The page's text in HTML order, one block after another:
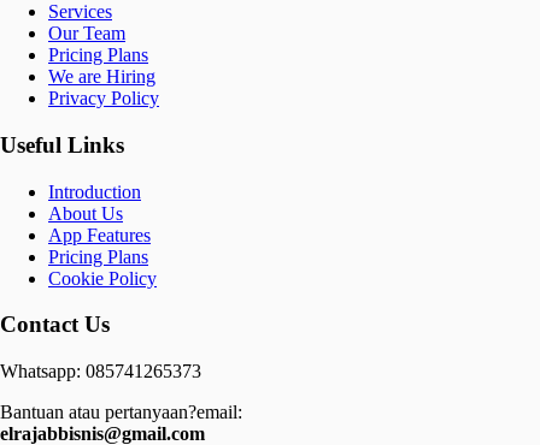
Services
Our Team
Pricing Plans
We are Hiring
Privacy Policy
Useful Links
Introduction
About Us
App Features
Pricing Plans
Cookie Policy
Contact Us
Whatsapp: 085741265373
Bantuan atau pertanyaan?email:
elrajabbisnis@gmail.com